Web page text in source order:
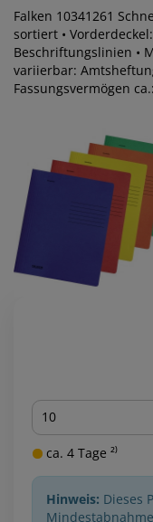
Falken 10341261
sortiert •
Beschriftungslinien •
variierbar:
Fassungsvermögen
Menge
ca. 4 Tage ²⁾
Hinweis: Dieses